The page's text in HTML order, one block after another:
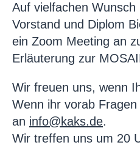
Auf vielfachen
Vorstand und Diplom
ein Zoom Meeting an
Erläuterung zur
Wir freuen uns, wenn
Wenn ihr vorab
an info@kaks.de.
Wir treffen uns um 20